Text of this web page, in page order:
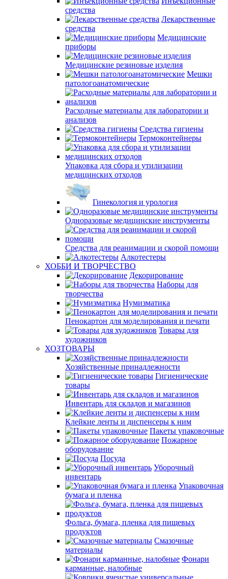
средства
Лекарственные
средства
Медицинские
приборы
Медицинские резиновые изделия
Мешки
патологоанатомические
Расходные материалы для лаборатории и
анализов
Средства гигиены
Термоконтейнеры
Упаковка для сбора и утилизации
медицинских отходов
Гинекология и урология
Одноразовые медицинские инструменты
Средства для реанимации и скорой помощи
Алкотестеры
ХОББИ И ТВОРЧЕСТВО
Декорирование
Наборы для
творчества
Нумизматика
Пенокартон для моделирования и печати
Товары для
художников
ХОЗТОВАРЫ
Хозяйственные принадлежности
Гигиенические
товары
Инвентарь для складов и магазинов
Клейкие ленты и диспенсеры к ним
Пакеты упаковочные
Пожарное
оборудование
Посуда
Уборочный
инвентарь
Упаковочная
бумага и пленка
Фольга, бумага, пленка для пищевых
продуктов
Смазочные
материалы
Фонари
карманные, налобные